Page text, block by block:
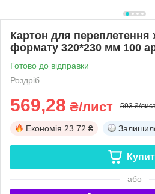
Картон для переплетення
формату 320*230 мм 100
Готово до відправки
Роздріб
569,28 ₴/лист 593 ₴/
Економія 23.72 ₴
або